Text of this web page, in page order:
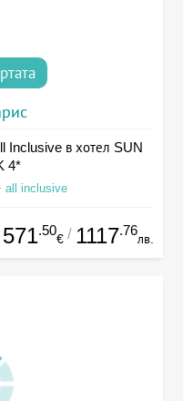
Inclusive в хотел SUN
4*
all inclusive
571.50
€ / 1117.76
лв.